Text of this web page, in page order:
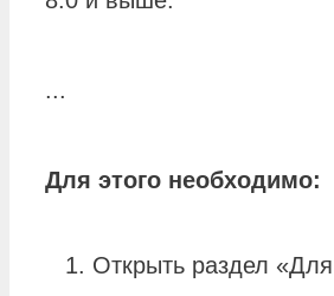
...
Для этого необходимо:
Открыть раздел «Для